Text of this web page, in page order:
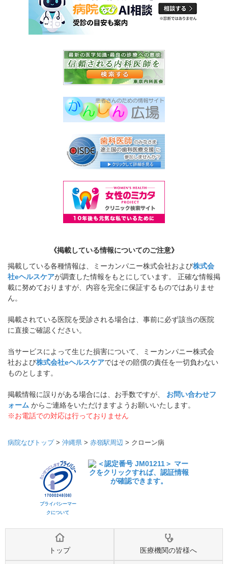
《掲載している情報についてのご注意》
掲載している各種情報は、ミーカンパニー株式会社および株式会
社eヘルスケアが調査した情報をもとにしています。 正確な情報掲
載に努めておりますが、内容を完全に保証するものではありませ
ん。
掲載されている医院を受診される場合は、事前に必ず該当の医院
に直接ご確認ください。
当サービスによって生じた損害について、ミーカンパニー株式会
社および株式会社eヘルスケアではその賠償の責任を一切負わない
ものとします。
掲載情報に誤りがある場合には、お手数ですが、 お問い合わせフ
ォーム からご連絡をいただけますようお願いいたします。
※お電話での対応は行っておりません
病院なびトップ> 沖縄県 > 赤嶺駅周辺 > クローン病
プライバシーマー
クについて
トップ 医療機関の皆様へ